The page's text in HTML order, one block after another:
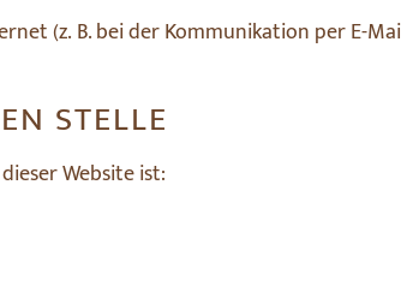
(z. B. bei der Kommunikation per E-
STELLE
Website ist: